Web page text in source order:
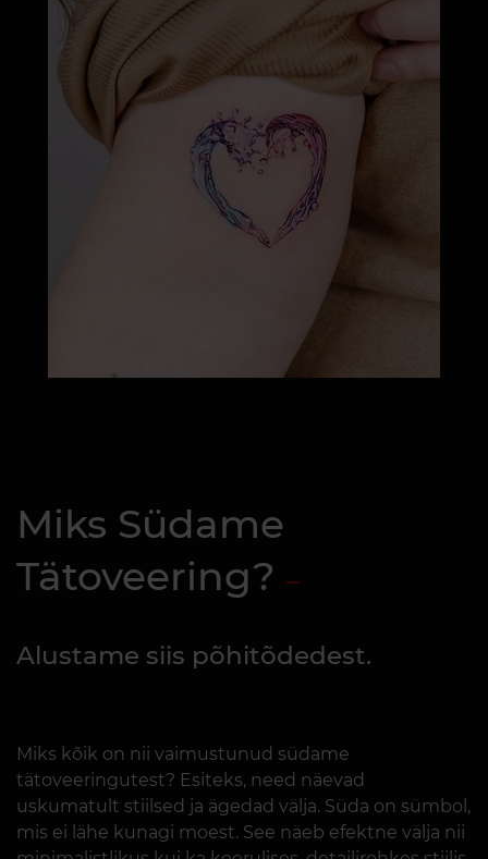
Miks Südame
Tätoveering?
Alustame siis põhitõdedest.
Miks kõik on nii vaimustunud südame
tätoveeringutest? Esiteks, need näevad
uskumatult stiilsed ja ägedad välja. Süda on sümbol,
mis ei lähe kunagi moest. See näeb efektne välja nii